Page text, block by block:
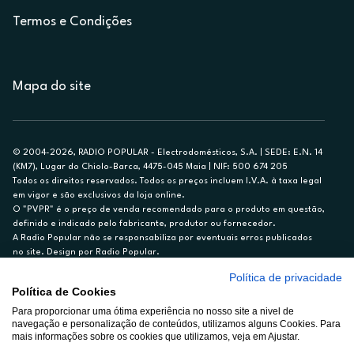
Termos e Condições
Mapa do site
© 2004-2026, RADIO POPULAR - Electrodomésticos, S.A. | SEDE: E.N. 14
(KM7), Lugar do Chiolo-Barca, 4475-045 Maia | NIF: 500 674 205
Todos os direitos reservados. Todos os preços incluem I.V.A. à taxa legal
em vigor e são exclusivos da loja online.
O "PVPR" é o preço de venda recomendado para o produto em questão,
definido e indicado pelo fabricante, produtor ou fornecedor.
A Radio Popular não se responsabiliza por eventuais erros publicados
no site. Design por Radio Popular.
Ex. para limite de crédito de €1.500, reembolsado em 12 meses, TAN
14,79%.
Crédito sujeito a aprovação pelo Cetelem, marca BNP Paribas Personal
Finance, S.A., Sucursal em Portugal. Informe-se no 21 721 90 00 (dias
Política de privacidade
Política de Cookies
Para proporcionar uma ótima experiência no nosso site a nivel de
navegação e personalização de conteúdos, utilizamos alguns Cookies. Para
mais informações sobre os cookies que utilizamos, veja em Ajustar.